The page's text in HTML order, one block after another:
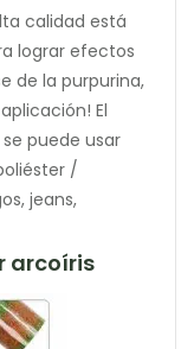
calidad está
lograr efectos
de la purpurina,
El
puede usar
/
jeans,
arcoíris